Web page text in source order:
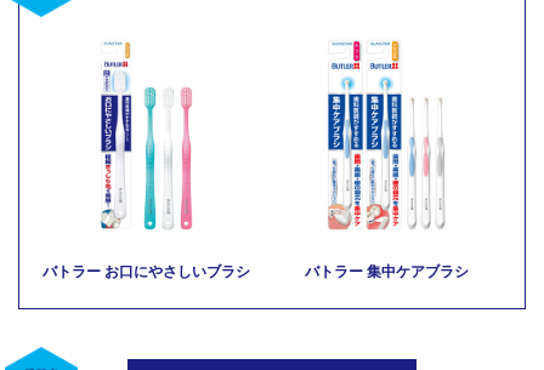
バトラー お口にやさしいブラシ バトラー 集中ケアブラシ